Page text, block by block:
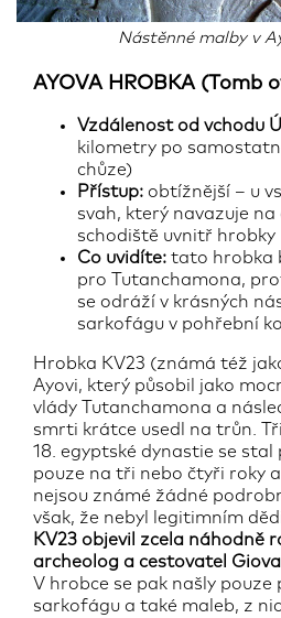
Nástěnné malby v
AYOVA HROBKA (Tomb
Vzdálenost od vchodu
kilometry po
chůze)
Přístup: obtížnější – u
svah, který navazuje
schodiště uvnitř hrobky
Co uvidíte: tato hrobka
pro Tutanchamona,
se odráží v krásných
sarkofágu v pohřební
Hrobka KV23 (známá též
Ayovi, který působil jako
vlády Tutanchamona a
smrti krátce usedl na trůn.
18. egyptské dynastie se
pouze na tři nebo čtyři roky
nejsou známé žádné
však, že nebyl legitimním
KV23 objevil zcela náhodně
archeolog a cestovatel
V hrobce se pak našly pouze
sarkofágu a také maleb, z